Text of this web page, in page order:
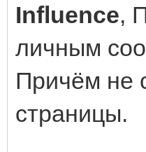
Influence,
личным
Причём не
страницы.